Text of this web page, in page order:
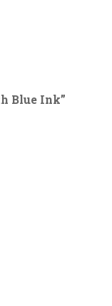
Blue Ink”